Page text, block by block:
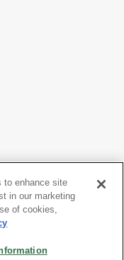
to enhance site
in our marketing
of cookies,